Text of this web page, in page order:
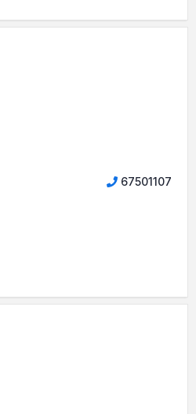
67501107